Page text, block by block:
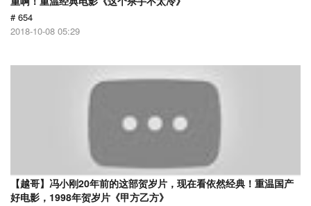
# 654
2018-10-08 05:29
【越哥】冯小刚20年前的这部贺岁片，现在看依然经典！重温国产
好电影，1998年贺岁片《甲方乙方》